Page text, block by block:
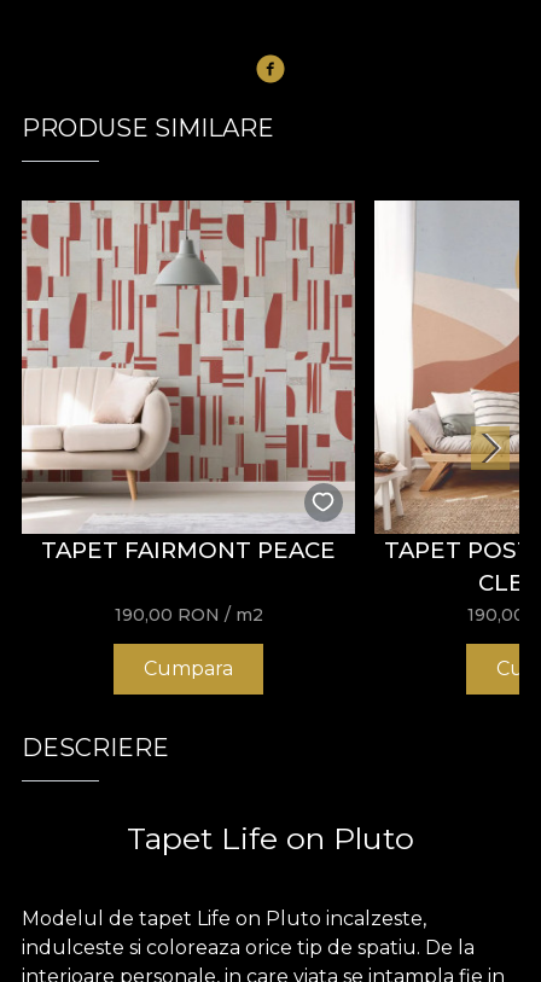
PRODUSE SIMILARE
TAPET FAIRMONT PEACE
190,00 RON / m2
Cumpara
TAPET
190,00
DESCRIERE
Tapet Life on Pluto
Modelul de tapet Life on Pluto incalzeste,
indulceste si coloreaza orice tip de spatiu. De la
interioare personale, in care viata se intampla fie in